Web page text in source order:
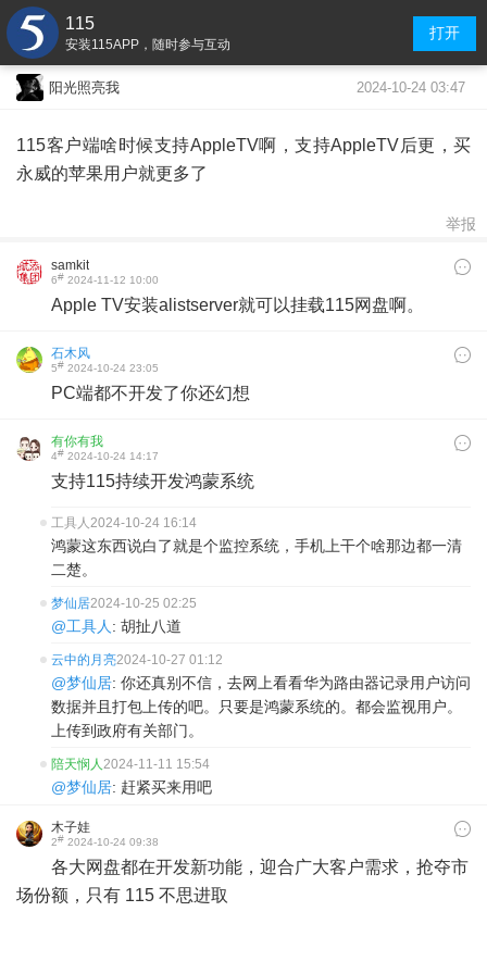
115
安装115APP，随时参与互动
打开
阳光照亮我 2024-10-24 03:47
115客户端啥时候支持AppleTV啊，支持AppleTV后更，买
永威的苹果用户就更多了
举报
samkit
6# 2024-11-12 10:00
Apple TV安装alistserver就可以挂载115网盘啊。
石木风
5# 2024-10-24 23:05
PC端都不开发了你还幻想
有你有我
4# 2024-10-24 14:17
支持115持续开发鸿蒙系统
工具人2024-10-24 16:14
鸿蒙这东西说白了就是个监控系统，手机上干个啥那边都一清
二楚。
梦仙居2024-10-25 02:25
@工具人 : 胡扯八道
云中的月亮2024-10-27 01:12
@梦仙居: 你还真别不信，去网上看看华为路由器记录用户访问
数据并且打包上传的吧。只要是鸿蒙系统的。都会监视用户。
上传到政府有关部门。
陪天悯人2024-11-11 15:54
@梦仙居: 赶紧买来用吧
木子娃
2# 2024-10-24 09:38
各大网盘都在开发新功能，迎合广大客户需求，抢夺市
场份额，只有 115 不思进取